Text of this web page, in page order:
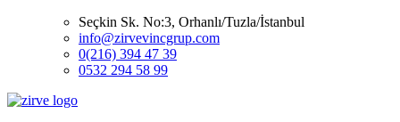
Seçkin Sk. No:3, Orhanlı/Tuzla/İstanbul
info@zirvevincgrup.com
0(216) 394 47 39
0532 294 58 99